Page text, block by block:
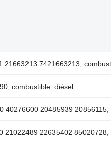
21663213 7421663213,
combustible: diésel
40276600 20485939
21022489 22635402